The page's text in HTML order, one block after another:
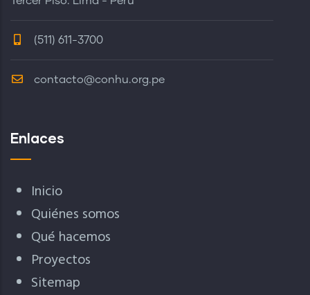
(511) 611-3700
contacto@conhu.org.pe
Enlaces
Inicio
Quiénes somos
Qué hacemos
Proyectos
Sitemap